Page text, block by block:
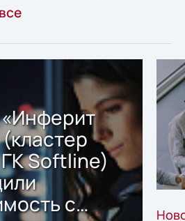
Softline)
с